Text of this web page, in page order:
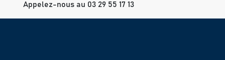
Appelez-nous au 03 29 55 17 13